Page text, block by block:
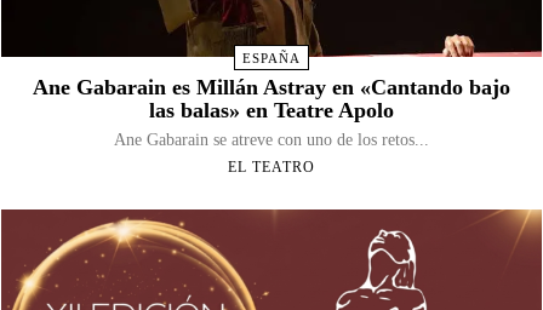
ESPAÑA
Ane Gabarain es Millán Astray en «Cantando bajo
las balas» en Teatre Apolo
Ane Gabarain se atreve con uno de los retos...
EL TEATRO